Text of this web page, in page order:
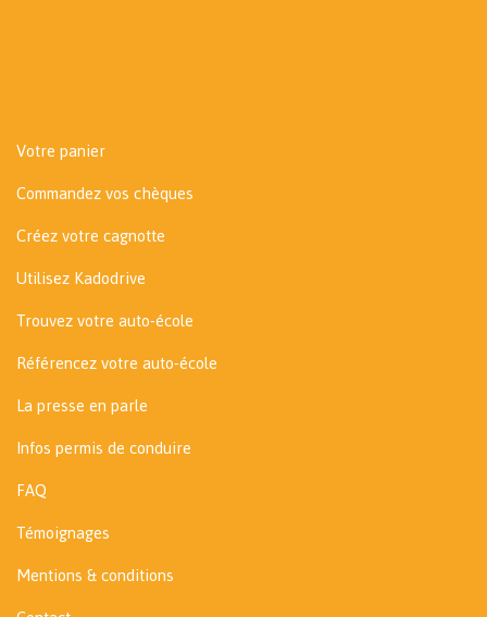
Votre panier
Commandez vos chèques
Créez votre cagnotte
Utilisez Kadodrive
Trouvez votre auto-école
Référencez votre auto-école
La presse en parle
Infos permis de conduire
FAQ
Témoignages
Mentions & conditions